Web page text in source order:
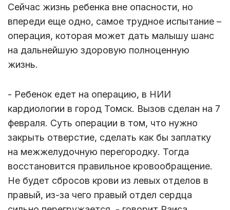
Сейчас жизнь ребенка вне опасности, но
впереди еще одно, самое трудное испытание –
операция, которая может дать малышу шанс
на дальнейшую здоровую полноценную
жизнь.
- Ребенок едет на операцию, в НИИ
кардиологии в город Томск. Вызов сделан на 7
февраля. Суть операции в том, что нужно
закрыть отверстие, сделать как бы заплатку
на межжелудочную перегородку. Тогда
восстановится правильное кровообращение.
Не будет сбросов крови из левых отделов в
правый, из-за чего правый отдел сердца